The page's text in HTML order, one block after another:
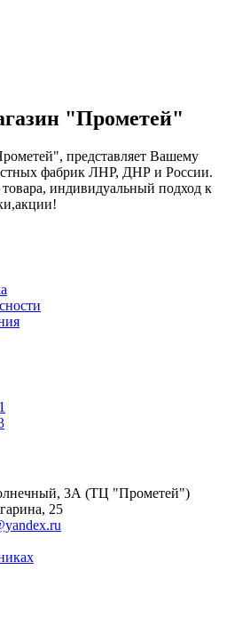
"Прометей"
представляет Вашему
фабрик ЛНР, ДНР и России.
индивидуальный подход к
3А (ТЦ "Прометей")
25